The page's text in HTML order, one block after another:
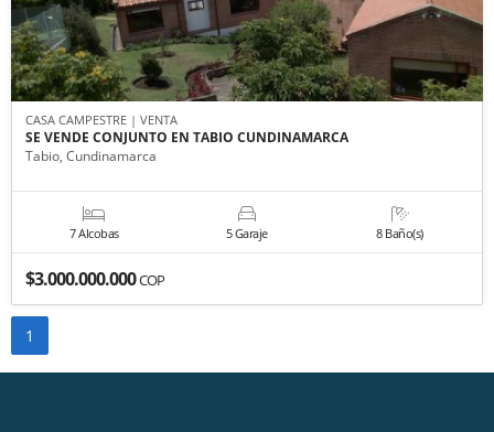
CASA CAMPESTRE | VENTA
SE VENDE CONJUNTO EN TABIO CUNDINAMARCA
Tabio, Cundinamarca
7 Alcobas 5 Garaje 8 Baño(s)
$3.000.000.000COP
1